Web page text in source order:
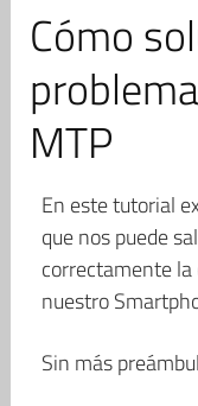
Cómo
MTP
En este tutorial
que nos puede
correctamente
nuestro
Sin más